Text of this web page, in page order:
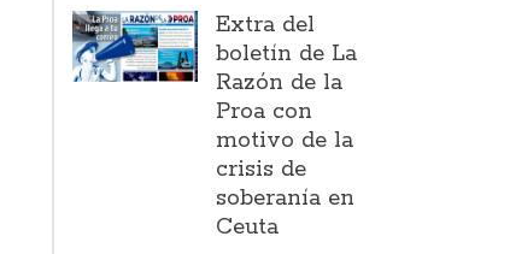
Extra del
boletín de La
Razón de la
Proa con
motivo de la
crisis de
soberanía en
Ceuta